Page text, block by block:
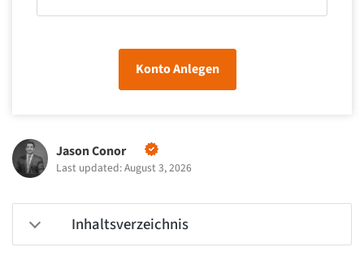
Konto Anlegen
Jason Conor
Last updated: August 3, 2026
Inhaltsverzeichnis